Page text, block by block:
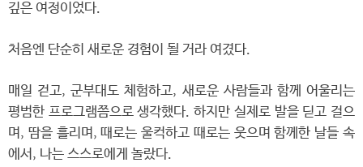
깊은 여정이었다.
처음엔 단순히 새로운 경험이 될 거라 여겼다.
매일 걷고, 군부대도 체험하고, 새로운 사람들과 함께 어울리는
평범한 프로그램쯤으로 생각했다. 하지만 실제로 발을 딛고 걸으
며, 땀을 흘리며, 때로는 울컥하고 때로는 웃으며 함께한 날들 속
에서, 나는 스스로에게 놀랐다.